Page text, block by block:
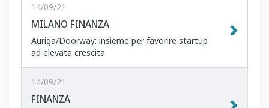
14/09/21
MILANO FINANZA
Auriga/Doorway: insieme per favorire startup
ad elevata crescita
14/09/21
FINANZA